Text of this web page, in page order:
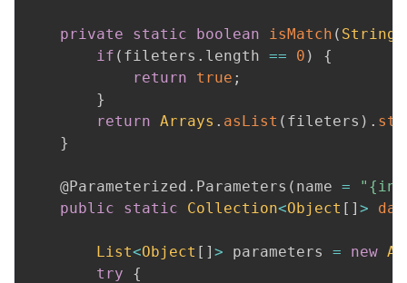
private static boolean isMatch ( String
if ( fileters . length == 0 )
{
return
true ;
}
return Arrays . asList ( fileters ) .
}
@Parameterized.Parameters ( name =
public
static Collection<Object [ ] >
List<Object [ ] > parameters = new
try
{